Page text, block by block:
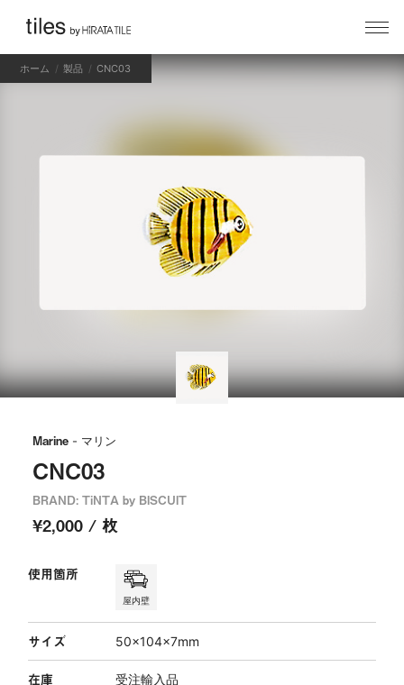
ホーム 製品 CNC03
Marine - マリン
CNC03
BRAND: TiNTA by BISCUIT
¥2,000 / 枚
使用箇所
屋内壁
サイズ 50×104×7mm
在庫 受注輸入品